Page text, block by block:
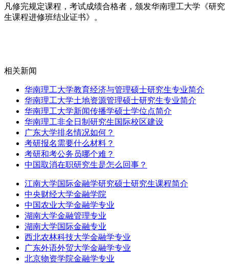
凡修完规定课程，考试成绩合格者，颁发华南理工大学《研究
生课程进修班结业证书》。
相关新闻
华南理工大学教育经济与管理硕士研究生专业简介
华南理工大学土地资源管理硕士研究生专业简介
华南理工大学新闻传播学硕士学位点简介
华南理工非全日制研究生国际校区建设
广东大学排名情况如何？
考研报名需要什么材料？
考研和考公务员哪个难？
中国取消在职研究生是怎么回事？
江南大学国际金融学研究硕士研究生课程简介
中央财经大学金融学院
中国农业大学金融学专业
湖南大学金融管理专业
湖南大学国际金融专业
西北农林科技大学金融学专业
广东外语外贸大学金融学专业
北京物资学院金融学专业